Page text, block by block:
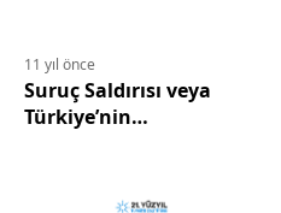
11 yıl önce
Suruç Saldırısı veya
Türkiye’nin